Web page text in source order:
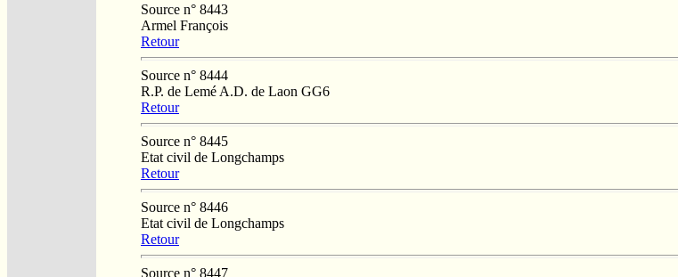
Source n° 8443
Armel François
Retour
Source n° 8444
R.P. de Lemé A.D. de Laon GG6
Retour
Source n° 8445
Etat civil de Longchamps
Retour
Source n° 8446
Etat civil de Longchamps
Retour
Source n° 8447